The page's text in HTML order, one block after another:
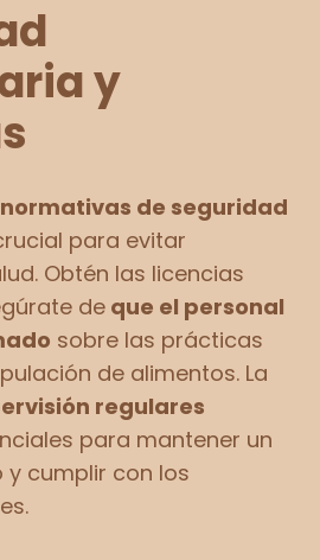
y
de seguridad
para evitar
Obtén las licencias
de que el personal
sobre las prácticas
de alimentos. La
regulares
para mantener un
cumplir con los